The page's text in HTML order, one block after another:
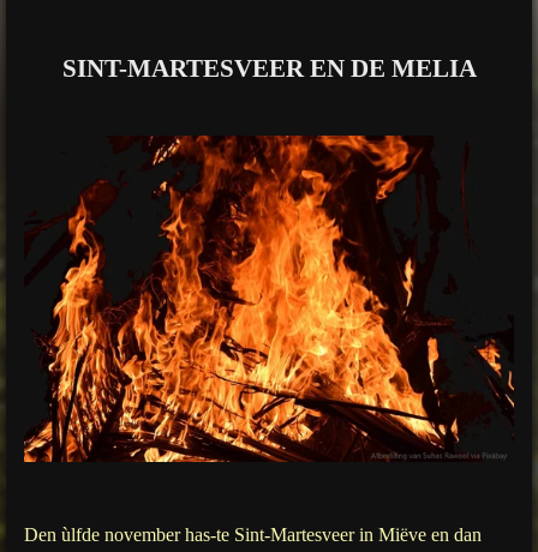
SINT-MARTESVEER EN DE MELIA
Den ùlfde november has-te Sint-Martesveer in Miëve en dan